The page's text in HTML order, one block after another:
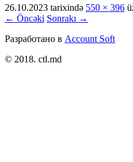
26.10.2023 tarixində 550 × 396
← Öncəki Sonrakı →
Разработано в Account Soft
© 2018. ctl.md